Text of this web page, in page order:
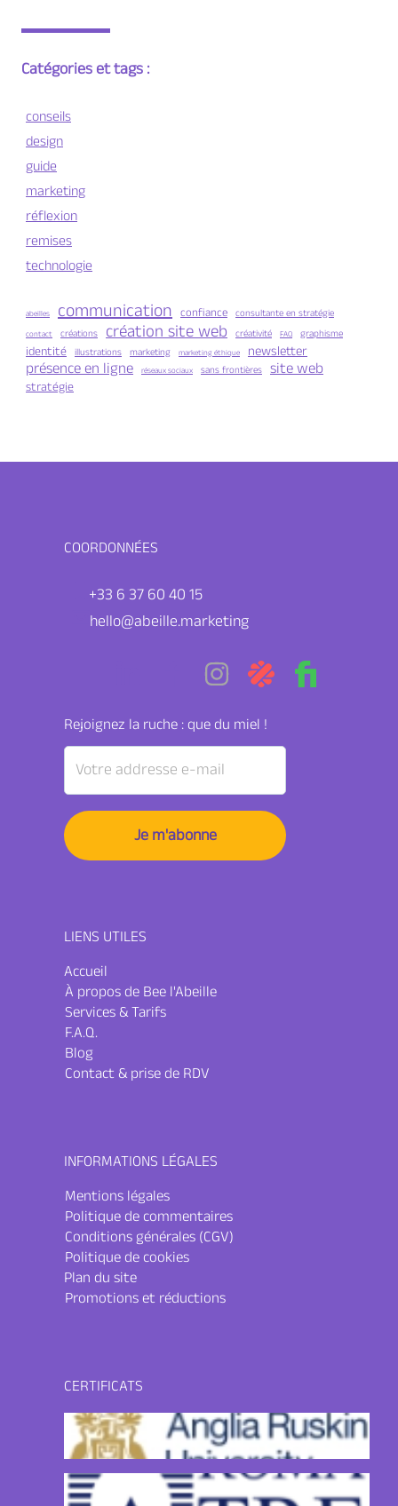
Catégories et tags :
conseils
design
guide
marketing
réflexion
remises
technologie
abeilles communication confiance consultante en stratégie
contact créations création site web créativité FAQ graphisme
identité illustrations marketing marketing éthique newsletter
présence en ligne réseaux sociaux sans frontières site web
stratégie
COORDONNÉES
+33 6 37 60 40 15
hello@abeille.marketing
Rejoignez la ruche : que du miel !
LIENS UTILES
Accueil
À propos de Bee l'Abeille
Services & Tarifs
F.A.Q.
Blog
Contact & prise de RDV
INFORMATIONS LÉGALES
Mentions légales
Politique de commentaires
Conditions générales (CGV)
Politique de cookies
Plan du site
Promotions et réductions
CERTIFICATS